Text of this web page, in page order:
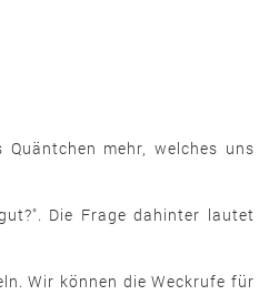
mehr, welches uns
Die Frage dahinter lautet
Wir können die Weckrufe für